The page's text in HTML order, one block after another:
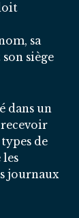
sa
siège
dans un
recevoir
de
les
journaux